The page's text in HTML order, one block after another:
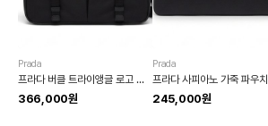
Prada
프라다 버클 트라이앵글 로고 리나일론 메신저백
366,000원
Prada
프라다 사피아노 가죽 파우치
245,000원